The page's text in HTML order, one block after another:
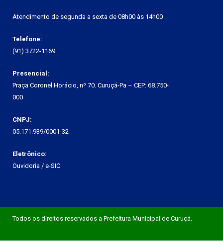
Atendimento de segunda a sexta de 08h00 às 14h00
Telefone:
(91) 3722-1169
Presencial:
Praça Coronel Horácio, nº 70. Curuçá-Pa – CEP: 68.750-
000
CNPJ:
05.171.939/0001-32
Eletrônico:
Ouvidoria / e-SIC
Todos os direitos reservados a Prefeitura Municipal de Curuçá.